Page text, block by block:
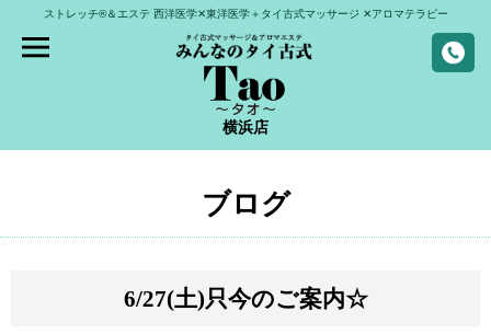
ストレッチ®＆エステ 西洋医学✕東洋医学＋タイ古式マッサージ ✕アロマテラピー
横浜店
ブログ
6/27(土)只今のご案内☆